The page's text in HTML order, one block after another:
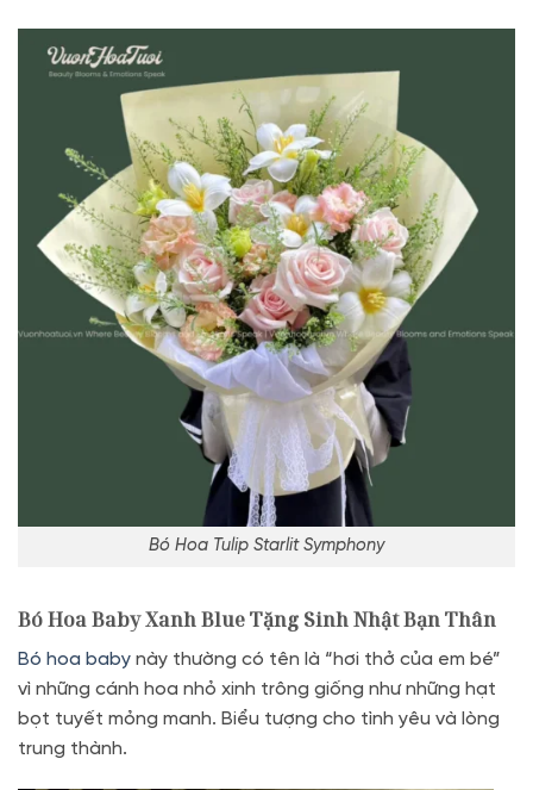
Bó Hoa Tulip Starlit Symphony
Bó Hoa Baby Xanh Blue Tặng Sinh Nhật Bạn Thân
Bó hoa baby này thường có tên là “hơi thở của em bé”
vì những cánh hoa nhỏ xinh trông giống như những hạt
bọt tuyết mỏng manh. Biểu tượng cho tình yêu và lòng
trung thành.